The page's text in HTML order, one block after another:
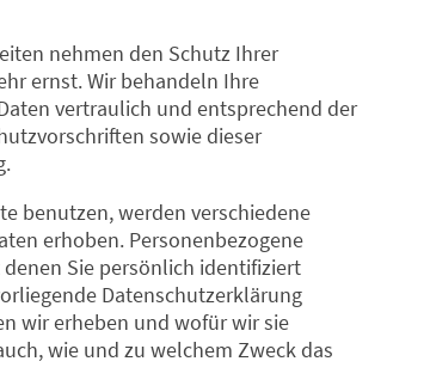
nehmen den Schutz Ihrer
ernst. Wir behandeln Ihre
vertraulich und entsprechend der
sowie dieser
benutzen, werden verschiedene
erhoben. Personenbezogene
Sie persönlich identifiziert
Datenschutzerklärung
wir erheben und wofür wir sie
wie und zu welchem Zweck das